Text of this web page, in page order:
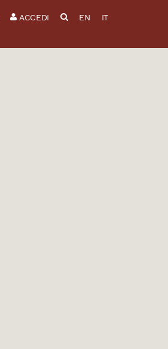
ACCEDI EN IT